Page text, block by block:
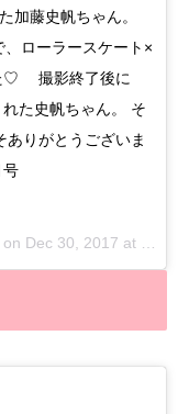
加藤史帆ちゃん。
、ローラースケート×
♡ 撮影終了後に
た史帆ちゃん。 そ
りがとうございま
号
Dec 30, 2017 at 3:06am PST